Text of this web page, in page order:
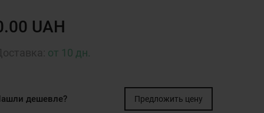
UAH
от 10 дн.
дешевле? Предложить цену